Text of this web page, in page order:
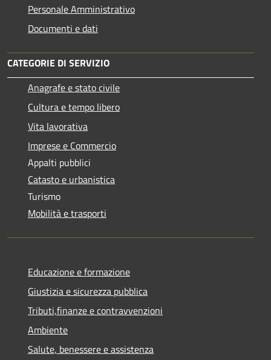
Personale Amministrativo
Documenti e dati
CATEGORIE DI SERVIZIO
Anagrafe e stato civile
Cultura e tempo libero
Vita lavorativa
Imprese e Commercio
Appalti pubblici
Catasto e urbanistica
Turismo
Mobilità e trasporti
Educazione e formazione
Giustizia e sicurezza pubblica
Tributi,finanze e contravvenzioni
Ambiente
Salute, benessere e assistenza